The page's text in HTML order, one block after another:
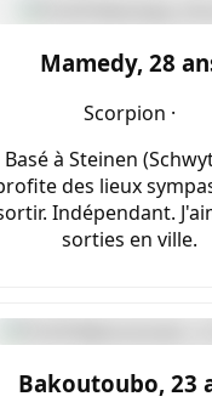
Mamedy, 28
Scorpion ·
Basé à Steinen
des lieux
Indépendant.
sorties en ville.
Bakoutoubo, 23